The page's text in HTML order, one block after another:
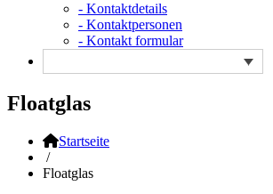
- Kontaktdetails
- Kontaktpersonen
- Kontakt formular
Floatglas
Startseite
/
Floatglas